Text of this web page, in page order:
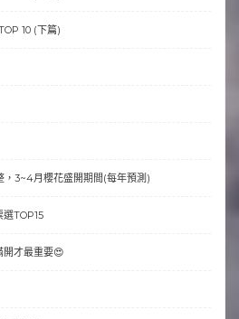
10 (下篇)
，3~4月櫻花盛開期間(每年預測)
選TOP15
開才最重要😍